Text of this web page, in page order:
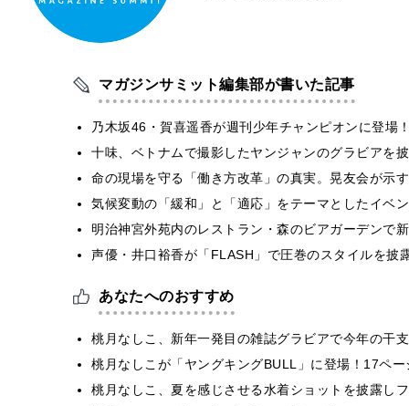
マガジンサミット編集部が書いた記事
乃木坂46・賀喜遥香が週刊少年チャンピオンに登
十味、ベトナムで撮影したヤンジャンのグラビアを
命の現場を守る「働き方改革」の真実。晃友会が示
気候変動の「緩和」と「適応」をテーマとしたイベ
明治神宮外苑内のレストラン・森のビアガーデンで
声優・井口裕香が「FLASH」で圧巻のスタイルを
あなたへのおすすめ
桃月なしこ、新年一発目の雑誌グラビアで今年の干
桃月なしこが「ヤングキングBULL」に登場！17ペ
桃月なしこ、夏を感じさせる水着ショットを披露し